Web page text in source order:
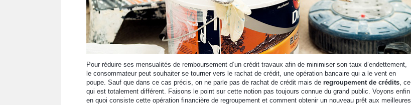
Pour réduire ses mensualités de remboursement d’un crédit travaux afin de minimiser son taux d’endettement,
le consommateur peut souhaiter se tourner vers le rachat de crédit, une opération bancaire qui a le vent en
poupe. Sauf que dans ce cas précis, on ne parle pas de rachat de crédit mais de regroupement de crédits, ce
qui est totalement différent. Faisons le point sur cette notion pas toujours connue du grand public. Voyons enfin
en quoi consiste cette opération financière de regroupement et comment obtenir un nouveau prêt aux meilleures